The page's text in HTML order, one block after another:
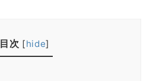
目次 [hide]